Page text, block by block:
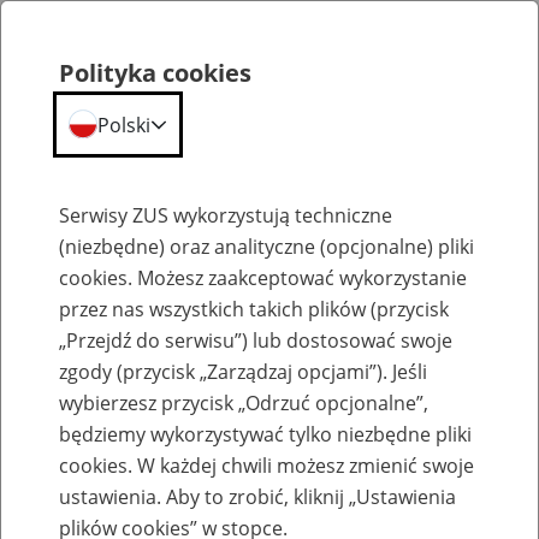
Komunikaty
Niedostępność wniosków ZAM, ZUR i
ZAS 24 na PUE ZUS 12 kwietnia 2024 r.
Polityka cookies
Polski
Serwisy ZUS wykorzystują techniczne
(niezbędne) oraz analityczne (opcjonalne) pliki
cookies. Możesz zaakceptować wykorzystanie
przez nas wszystkich takich plików (przycisk
„Przejdź do serwisu”) lub dostosować swoje
zgody (przycisk „Zarządzaj opcjami”). Jeśli
wybierzesz przycisk „Odrzuć opcjonalne”,
będziemy wykorzystywać tylko niezbędne pliki
cookies. W każdej chwili możesz zmienić swoje
ustawienia. Aby to zrobić, kliknij „Ustawienia
plików cookies” w stopce.